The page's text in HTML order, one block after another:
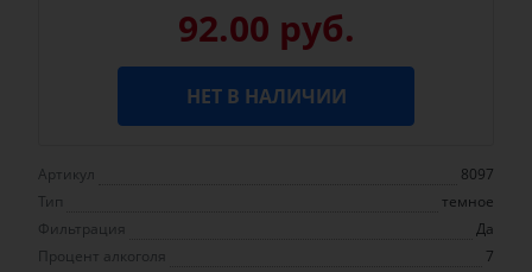
92.00 руб.
НЕТ В НАЛИЧИИ
Артикул
8097
Тип
темное
Фильтрация
Да
Процент алкоголя
7